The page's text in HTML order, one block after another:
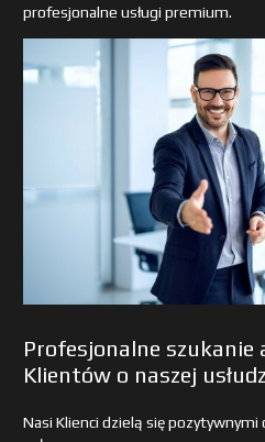
profesjonalne usługi premium.
Profesjonalne szukanie
Klientów o naszej
Nasi Klienci dzielą się